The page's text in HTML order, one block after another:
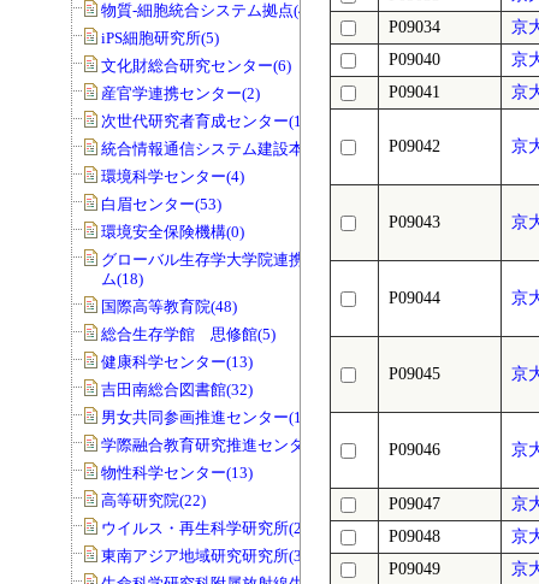
物質-細胞統合システム拠点(40)
iPS細胞研究所(5)
文化財総合研究センター(6)
産官学連携センター(2)
次世代研究者育成センター(1)
統合情報通信システム建設本部(1)
環境科学センター(4)
白眉センター(53)
環境安全保険機構(0)
グローバル生存学大学院連携プログラ
ム(18)
国際高等教育院(48)
総合生存学館 思修館(5)
健康科学センター(13)
吉田南総合図書館(32)
男女共同参画推進センター(141)
学際融合教育研究推進センター(11)
物性科学センター(13)
高等研究院(22)
ウイルス・再生科学研究所(29)
東南アジア地域研究研究所(3)
P09034
京
P09040
京
P09041
京
P09042 京
P09043 京
P09044 京
P09045 京
P09046 京
P09047
京
P09048
京
P09049
京